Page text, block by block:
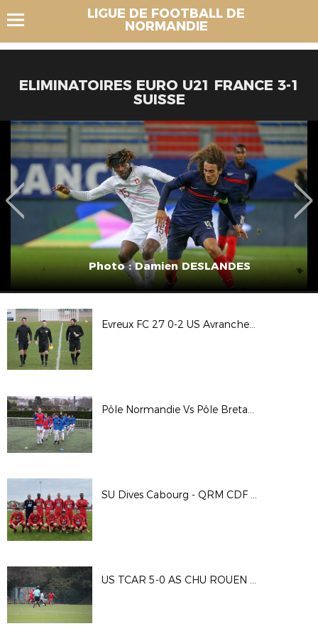
LIGUE DE FOOTBALL DE
NORMANDIE
ELIMINATOIRES EURO U21 FRANCE 3-1
SUISSE
Photo : Damien DESLANDES
Evreux FC 27 0-2 US Avranches MSM
Pôle Normandie Vs Pôle Bretagne
SU Dives Cabourg - QRM CDF 17/10/20
US TCAR 5-0 AS CHU ROUEN - Coupe Nationale Football Entreprise